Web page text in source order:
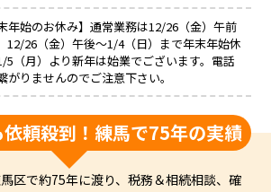
年始のお休み】通常業務は12/26（金）午前
12/26（金）午後～1/4（日）まで年末年始休
5（月）より新年は始業でございます。電話
がりませんのでご注意下さい。
頼殺到！練馬で75年の実績
区で約75年に渡り、税務＆相続相談、確